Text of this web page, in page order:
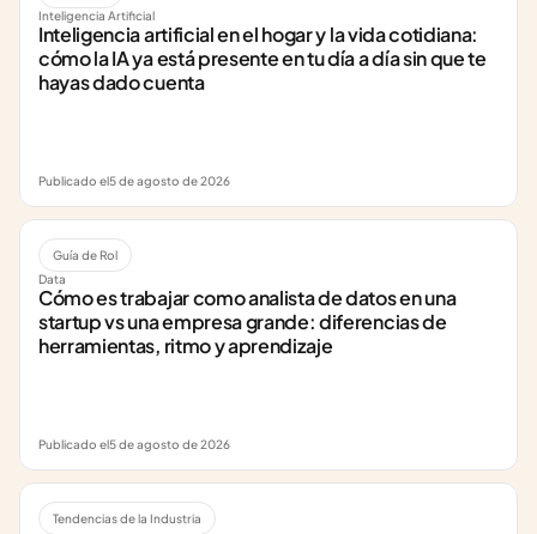
Inteligencia Artificial
Inteligencia artificial en el hogar y la vida cotidiana:
cómo la IA ya está presente en tu día a día sin que te
hayas dado cuenta
Publicado el5 de agosto de 2026
Guía de Rol
Data
Cómo es trabajar como analista de datos en una
startup vs una empresa grande: diferencias de
herramientas, ritmo y aprendizaje
Publicado el5 de agosto de 2026
Tendencias de la Industria